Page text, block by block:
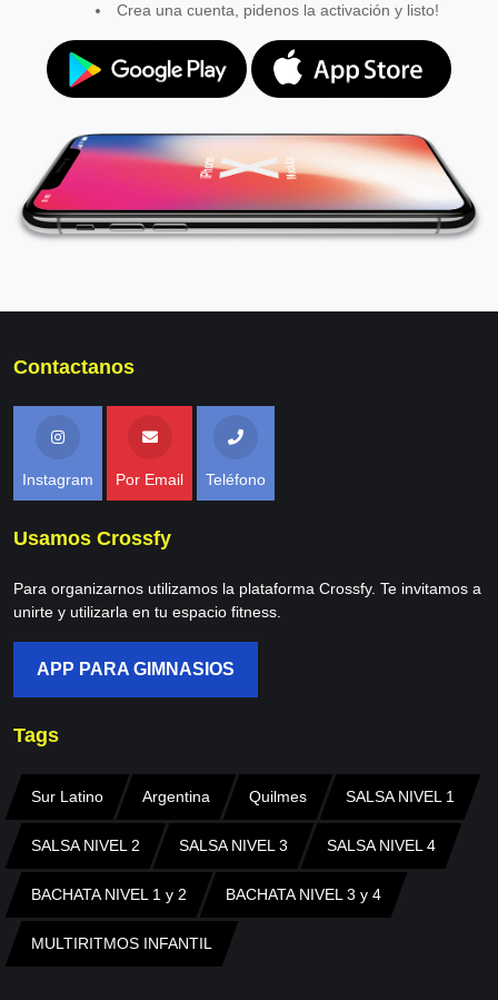
Crea una cuenta, pidenos la activación y listo!
Contactanos
Instagram Por Email Teléfono
Usamos Crossfy
Para organizarnos utilizamos la plataforma Crossfy. Te invitamos a
unirte y utilizarla en tu espacio fitness.
APP PARA GIMNASIOS
Tags
Sur Latino Argentina Quilmes SALSA NIVEL 1
SALSA NIVEL 2 SALSA NIVEL 3 SALSA NIVEL 4
BACHATA NIVEL 1 y 2 BACHATA NIVEL 3 y 4
MULTIRITMOS INFANTIL